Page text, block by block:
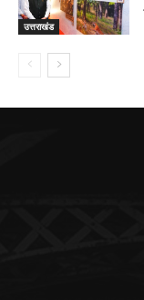
उत्तराखंड